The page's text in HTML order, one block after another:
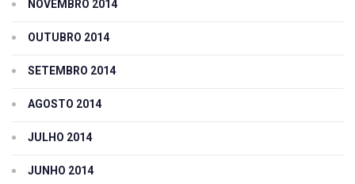
NOVEMBRO 2014
OUTUBRO 2014
SETEMBRO 2014
AGOSTO 2014
JULHO 2014
JUNHO 2014